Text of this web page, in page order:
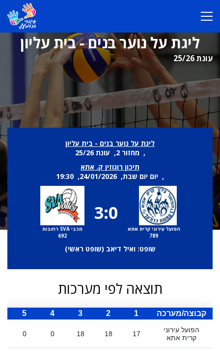
ליגת על נוער בנים - בית עליון
עונת 25/26
ליגת על נוער בנים - בית עליון
, מחזור 2, עונת 25/26
תיכון רוגוזין ק. אתא
, יום יום שבת, 24/01/2026, 19:30
הפועל עירוני קרית אתא
789
3:0
מכבי SVA רחובות
692
שופט: ואיל דיאב (שופט ראשי)
תוצאה לפי מערכות
קבוצה/מערכה 1
2
3
4
5
הפועל עירוני
קרית אתא
17
18
18
0
0